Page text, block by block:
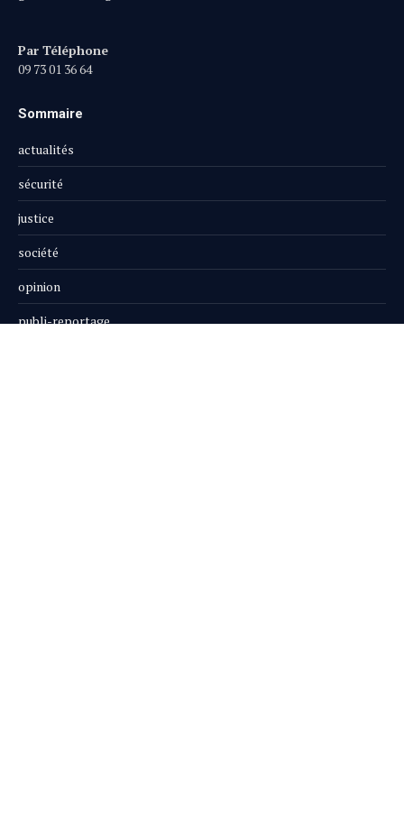
Par Téléphone
09 73 01 36 64
Sommaire
actualités
sécurité
justice
société
opinion
publi-reportage